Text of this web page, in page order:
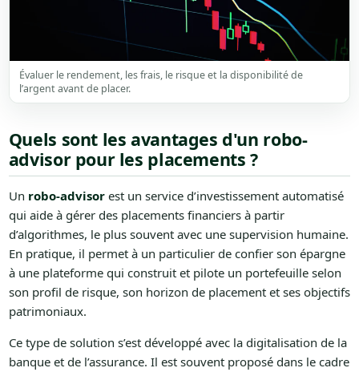
Évaluer le rendement, les frais, le risque et la disponibilité de
l’argent avant de placer.
Quels sont les avantages d'un robo-
advisor pour les placements ?
Un robo-advisorest un service d’investissement automatisé
qui aide à gérer des placements financiers à partir
d’algorithmes, le plus souvent avec une supervision humaine.
En pratique, il permet à un particulier de confier son épargne
à une plateforme qui construit et pilote un portefeuille selon
son profil de risque, son horizon de placement et ses objectifs
patrimoniaux.
Ce type de solution s’est développé avec la digitalisation de la
banque et de l’assurance. Il est souvent proposé dans le cadre